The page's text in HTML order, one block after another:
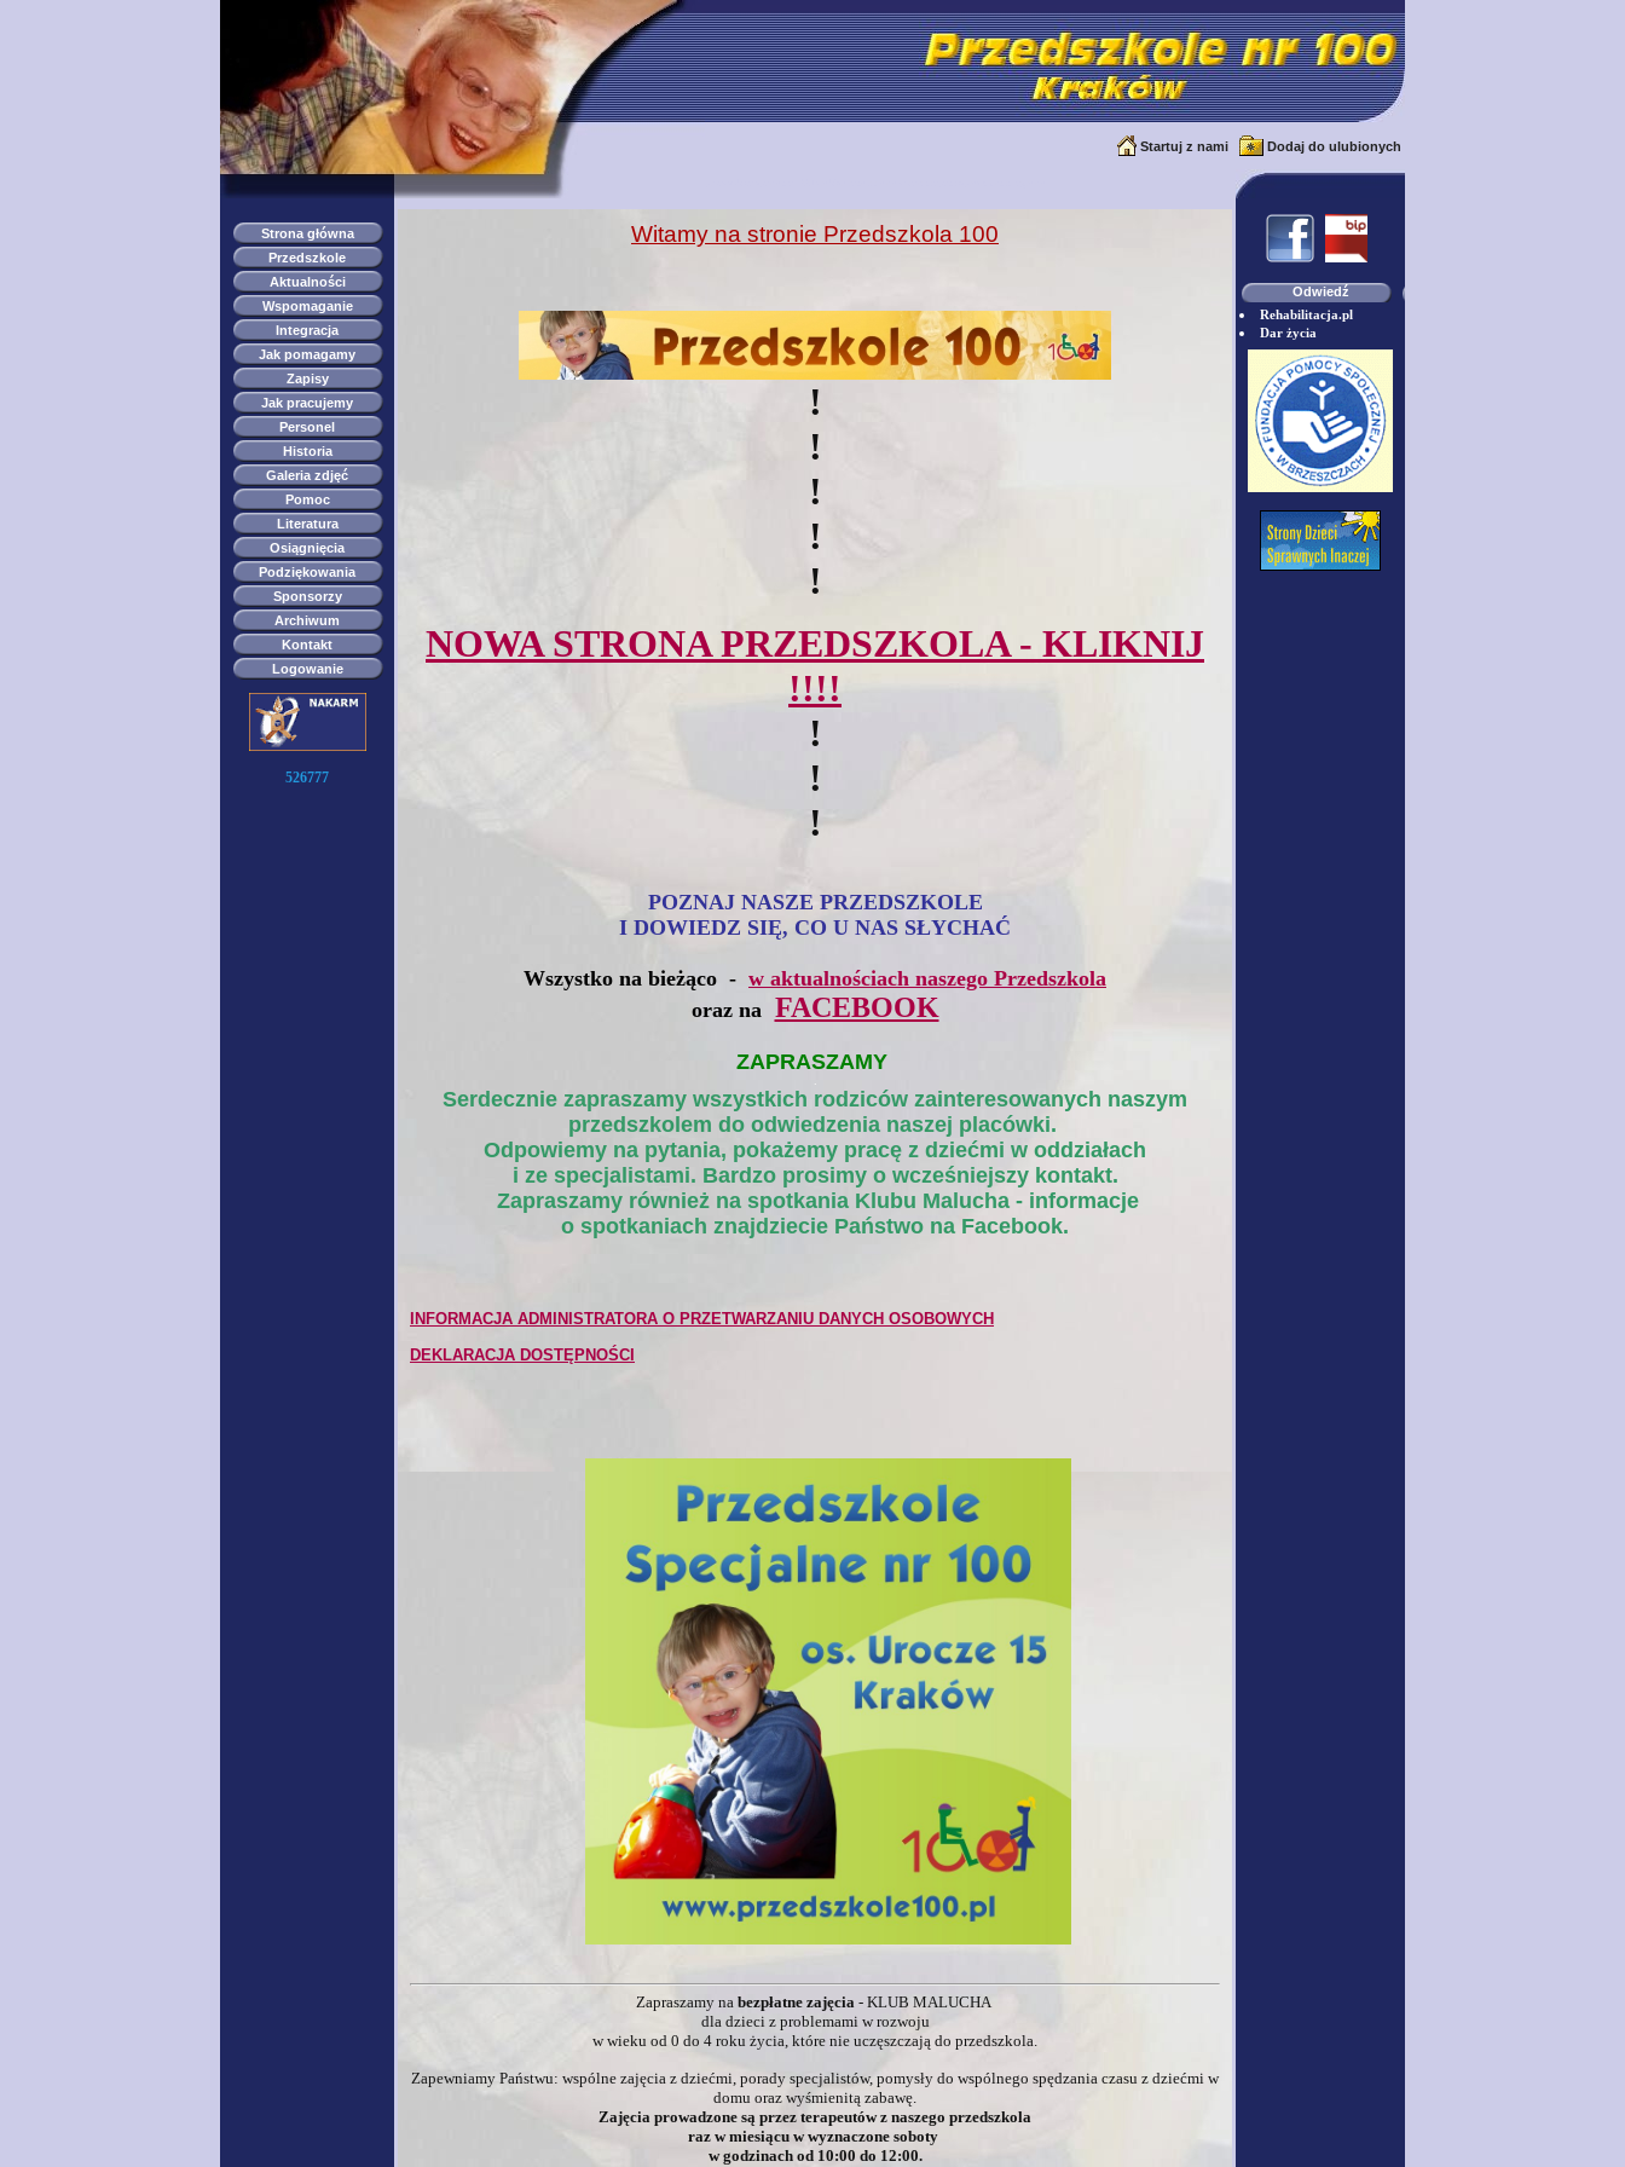
Startuj z nami Dodaj do ulubionych
Strona główna
Przedszkole
Aktualności
Wspomaganie
Integracja
Jak pomagamy
Zapisy
Jak pracujemy
Personel
Historia
Galeria zdjęć
Pomoc
Literatura
Osiągnięcia
Podziękowania
Sponsorzy
Archiwum
Kontakt
Logowanie
526777
Witamy na stronie Przedszkola 100
!
!
!
!
!
NOWA STRONA PRZEDSZKOLA - KLIKNIJ
!!!!
!
!
!
POZNAJ NASZE PRZEDSZKOLE
I DOWIEDZ SIĘ, CO U NAS SŁYCHAĆ
Wszystko na bieżąco - w aktualnościach naszego Przedszkola
oraz na FACEBOOK
ZAPRASZAMY
.
Serdecznie zapraszamy wszystkich rodziców zainteresowanych naszym
przedszkolem do odwiedzenia naszej placówki.
Odpowiemy na pytania, pokażemy pracę z dziećmi w oddziałach
i ze specjalistami. Bardzo prosimy o wcześniejszy kontakt.
Zapraszamy również na spotkania Klubu Malucha - informacje
o spotkaniach znajdziecie Państwo na Facebook.
INFORMACJA ADMINISTRATORA O PRZETWARZANIU DANYCH OSOBOWYCH
DEKLARACJA DOSTĘPNOŚCI
Zapraszamy na bezpłatne zajęcia- KLUB MALUCHA
dla dzieci z problemami w rozwoju
w wieku od 0 do 4 roku życia, które nie uczęszczają do przedszkola.
Zapewniamy Państwu: wspólne zajęcia z dziećmi, porady specjalistów, pomysły do wspólnego spędzania czasu z dziećmi w
domu oraz wyśmienitą zabawę.
Zajęcia prowadzone są przez terapeutów z naszego przedszkola
raz w miesiącu w wyznaczone soboty
w godzinach od 10:00 do 12:00.
Odwiedź
Rehabilitacja.pl
Dar życia